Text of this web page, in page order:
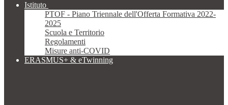
Istituto
PTOF - Piano Triennale dell'Offerta Formativa 2022-
2025
Scuola e Territorio
Regolamenti
Misure anti-COVID
ERASMUS+ & eTwinning